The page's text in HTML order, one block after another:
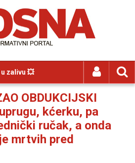
u zalivu 💥
OBDUKCIJSKI
kćerku, pa
ručak, a onda
mrtvih pred